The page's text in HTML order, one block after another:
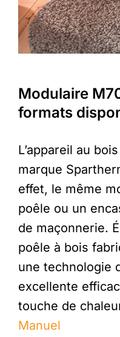
Modulaire
formats
L’appareil au
marque
effet, le même
poêle ou un
de maçonnerie. É
poêle à bois
une technologie
excellente
touche de
Manuel